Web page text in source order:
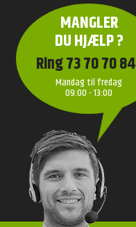
MANGLER
DU HJÆLP ?
Ring 73 70 70 84
Mandag til fredag
09:00 - 13:00